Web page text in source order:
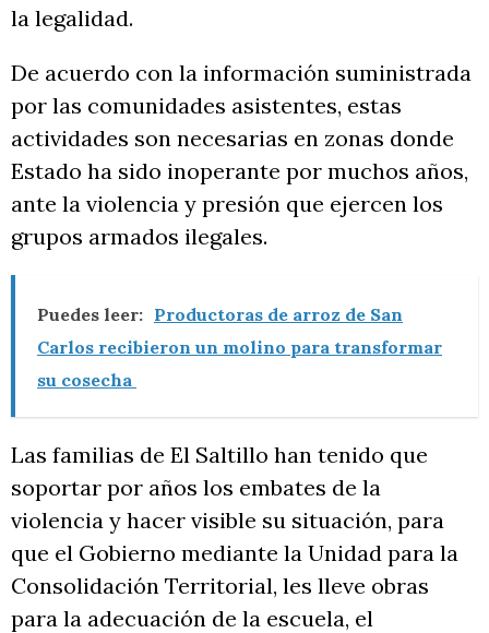
la legalidad.
De acuerdo con la información suministrada
por las comunidades asistentes, estas
actividades son necesarias en zonas donde
Estado ha sido inoperante por muchos años,
ante la violencia y presión que ejercen los
grupos armados ilegales.
Puedes leer: Productoras de arroz de San
Carlos recibieron un molino para transformar
su cosecha
Las familias de El Saltillo han tenido que
soportar por años los embates de la
violencia y hacer visible su situación, para
que el Gobierno mediante la Unidad para la
Consolidación Territorial, les lleve obras
para la adecuación de la escuela, el